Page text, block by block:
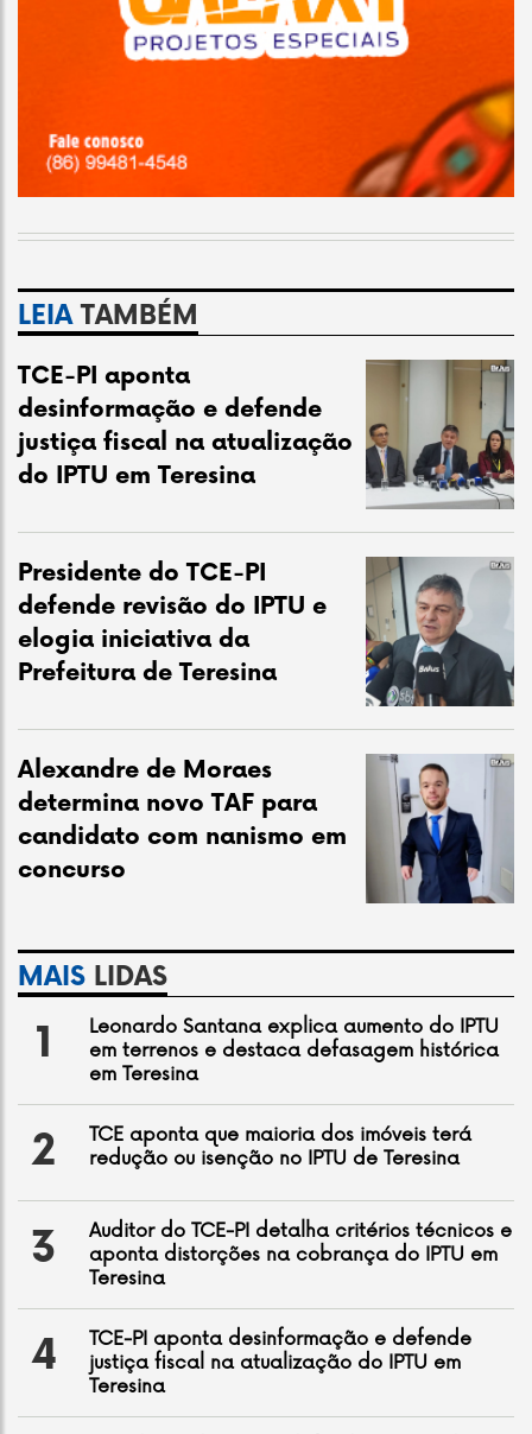
LEIATAMBÉM
TCE-PI aponta
desinformação e defende
justiça fiscal na atualização
do IPTU em Teresina
Presidente do TCE-PI
defende revisão do IPTU e
elogia iniciativa da
Prefeitura de Teresina
Alexandre de Moraes
determina novo TAF para
candidato com nanismo em
concurso
MAIS LIDAS
1
Leonardo Santana explica aumento do IPTU
em terrenos e destaca defasagem histórica
em Teresina
2
TCE aponta que maioria dos imóveis terá
redução ou isenção no IPTU de Teresina
3
Auditor do TCE-PI detalha critérios técnicos e
aponta distorções na cobrança do IPTU em
Teresina
4
TCE-PI aponta desinformação e defende
justiça fiscal na atualização do IPTU em
Teresina